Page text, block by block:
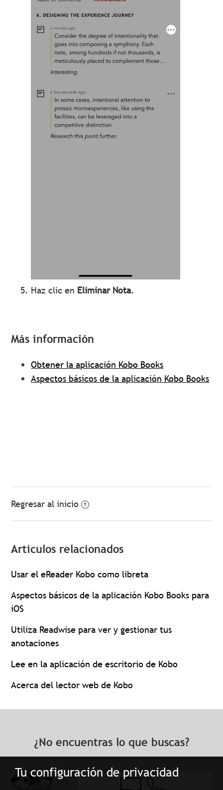
Tu configuración de privacidad
Haz clic en Eliminar Nota.
Más información
Obtener la aplicación Kobo Books
Aspectos básicos de la aplicación Kobo Books
Regresar al inicio
Artículos relacionados
Usar el eReader Kobo como libreta
Aspectos básicos de la aplicación Kobo Books para
iOS
Utiliza Readwise para ver y gestionar tus
anotaciones
Lee en la aplicación de escritorio de Kobo
Acerca del lector web de Kobo
¿No encuentras lo que buscas?